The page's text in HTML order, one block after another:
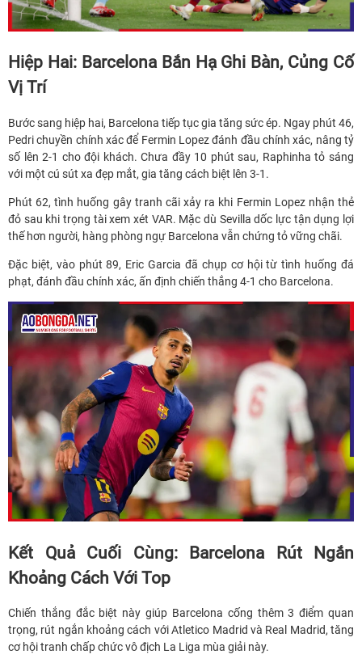
Hiệp Hai: Barcelona Bắn Hạ Ghi Bàn, Củng Cố
Vị Trí
Bước sang hiệp hai, Barcelona tiếp tục gia tăng sức ép. Ngay phút 46,
Pedri chuyền chính xác để Fermin Lopez đánh đầu chính xác, nâng tỷ
số lên 2-1 cho đội khách. Chưa đầy 10 phút sau, Raphinha tỏ sáng
với một cú sút xa đẹp mắt, gia tăng cách biệt lên 3-1.
Phút 62, tình huống gây tranh cãi xảy ra khi Fermin Lopez nhận thẻ
đỏ sau khi trọng tài xem xét VAR. Mặc dù Sevilla dốc lực tận dụng lợi
thế hơn người, hàng phòng ngự Barcelona vẫn chứng tỏ vững chãi.
Đặc biệt, vào phút 89, Eric Garcia đã chụp cơ hội từ tình huống đá
phạt, đánh đầu chính xác, ấn định chiến thắng 4-1 cho Barcelona.
Kết Quả Cuối Cùng: Barcelona Rút Ngắn
Khoảng Cách Với Top
Chiến thắng đắc biệt này giúp Barcelona cống thêm 3 điểm quan
trọng, rút ngắn khoảng cách với Atletico Madrid và Real Madrid, tăng
cơ hội tranh chấp chức vô địch La Liga mùa giải này.